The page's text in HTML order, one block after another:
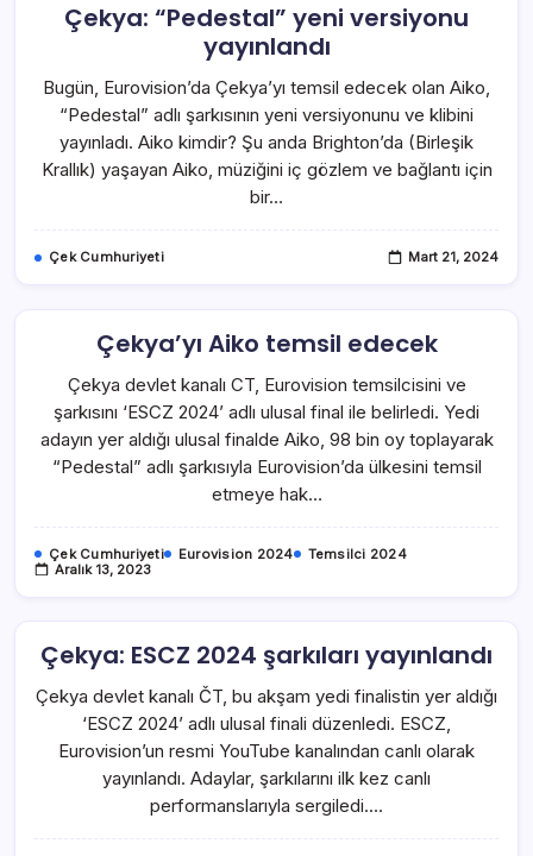
Çekya: “Pedestal” yeni versiyonu
yayınlandı
Bugün, Eurovision’da Çekya’yı temsil edecek olan Aiko,
“Pedestal” adlı şarkısının yeni versiyonunu ve klibini
yayınladı. Aiko kimdir? Şu anda Brighton’da (Birleşik
Krallık) yaşayan Aiko, müziğini iç gözlem ve bağlantı için
bir…
Çek Cumhuriyeti Mart 21, 2024
Çekya’yı Aiko temsil edecek
Çekya devlet kanalı CT, Eurovision temsilcisini ve
şarkısını ‘ESCZ 2024’ adlı ulusal final ile belirledi. Yedi
adayın yer aldığı ulusal finalde Aiko, 98 bin oy toplayarak
“Pedestal” adlı şarkısıyla Eurovision’da ülkesini temsil
etmeye hak…
Çek Cumhuriyeti Eurovision 2024
Temsilci 2024
Aralık 13, 2023
Çekya: ESCZ 2024 şarkıları yayınlandı
Çekya devlet kanalı ČT, bu akşam yedi finalistin yer aldığı
‘ESCZ 2024’ adlı ulusal finali düzenledi. ESCZ,
Eurovision’un resmi YouTube kanalından canlı olarak
yayınlandı. Adaylar, şarkılarını ilk kez canlı
performanslarıyla sergiledi.…